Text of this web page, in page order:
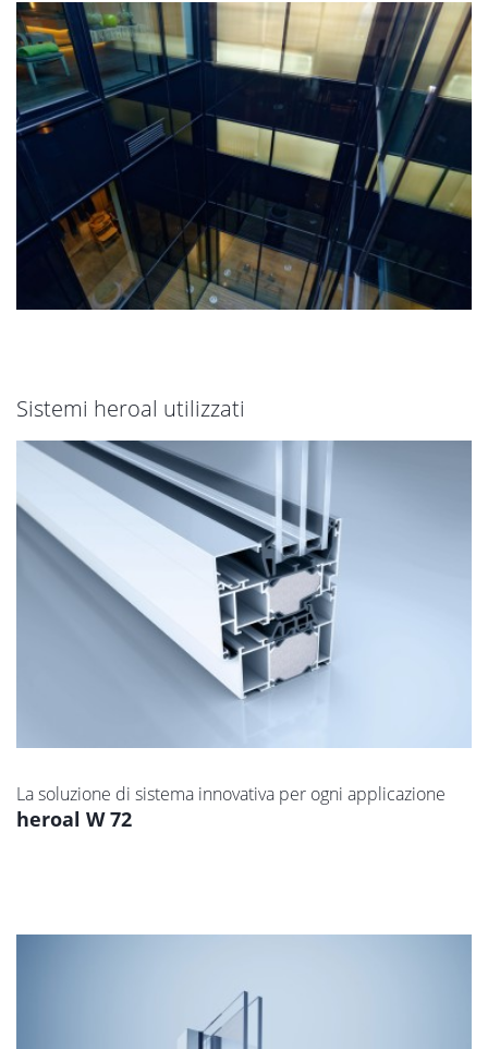
Sistemi heroal utilizzati
La soluzione di sistema innovativa per ogni applicazione
heroal W 72